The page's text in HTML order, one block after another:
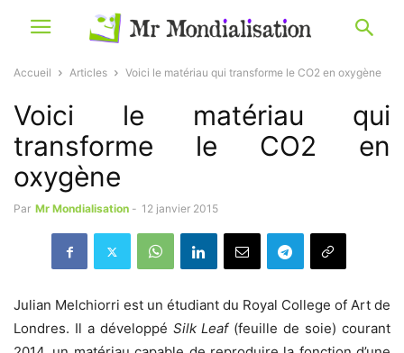
Accueil Articles Voici le matériau qui transforme le CO2 en oxygène
Voici le matériau qui
transforme le CO2 en
oxygène
Par Mr Mondialisation - 12 janvier 2015
Julian Melchiorri est un étudiant du Royal College of Art de
Londres. Il a développé Silk Leaf (feuille de soie) courant